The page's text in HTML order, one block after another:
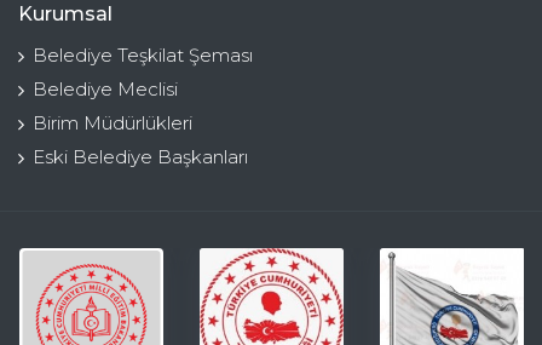
Kurumsal
Belediye Teşkilat Şeması
Belediye Meclisi
Birim Müdürlükleri
Eski Belediye Başkanları